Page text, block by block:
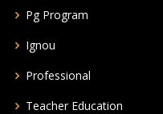
Pg Program
Ignou
Professional
Teacher Education